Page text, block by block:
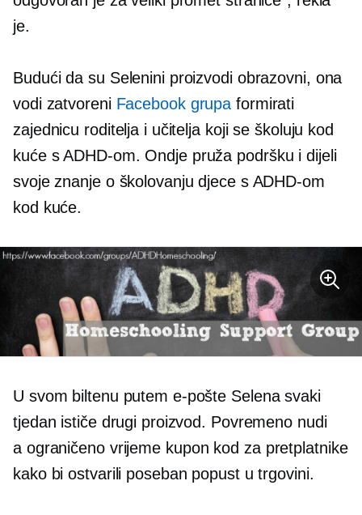
je.
Budući da su Selenini proizvodi obrazovni, ona
vodi zatvoreni Facebook grupa formirati
zajednicu roditelja i učitelja koji se školuju kod
kuće s ADHD-om. Ondje pruža podršku i dijeli
svoje znanje o školovanju djece s ADHD-om
kod kuće.
U svom biltenu putem e-pošte Selena svaki
tjedan ističe drugi proizvod. Povremeno nudi
a ograničeno vrijeme kupon kod za pretplatnike
kako bi ostvarili poseban popust u trgovini.